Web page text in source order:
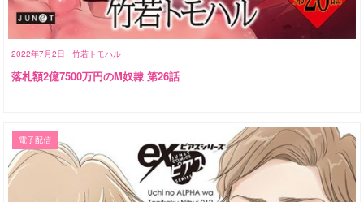
2022年7月2日 竹若トモハル
落札額2億7500万円のM奴隷 第26話
電子配信